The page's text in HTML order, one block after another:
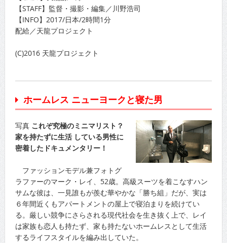
【STAFF】監督・撮影・編集／川野浩司
【INFO】2017/日本/2時間1分
配給／天龍プロジェクト
(C)2016 天龍プロジェクト
ホームレス ニューヨークと寝た男
写真 これぞ究極のミニマリスト？
家を持たずに生活 している男性に
密着したドキュメンタリー！
ファッションモデル兼フォトグ
ラファーのマーク・レイ、52歳。高級スーツを着こなすハン
サムな彼は、一見誰もが羨む華やかな「勝ち組」だが、実は
６年間近くもアパートメントの屋上で寝泊まりを続けてい
る。厳しい競争にさらされる現代社会を生き抜く上で、レイ
は家族も恋人も持たず、家も持たないホームレスとして生活
するライフスタイルを編み出していた。